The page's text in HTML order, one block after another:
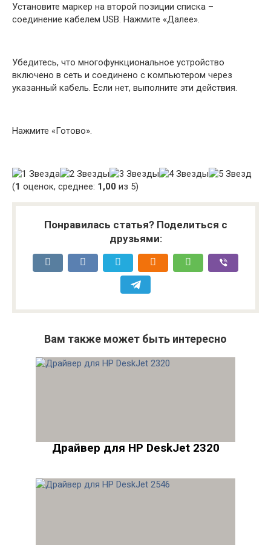
Установите маркер на второй позиции списка –
соединение кабелем USB. Нажмите «Далее».
Убедитесь, что многофункциональное устройство
включено в сеть и соединено с компьютером через
указанный кабель. Если нет, выполните эти действия.
Нажмите «Готово».
(1 оценок, среднее: 1,00 из 5)
Понравилась статья? Поделиться с
друзьями:
Вам также может быть интересно
Драйвер для HP DeskJet 2320